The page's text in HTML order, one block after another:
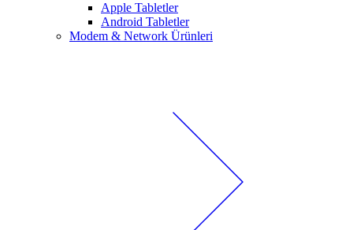
Apple Tabletler
Android Tabletler
Modem & Network Ürünleri